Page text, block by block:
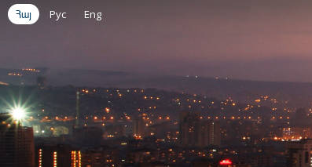
Հայ Рус Eng